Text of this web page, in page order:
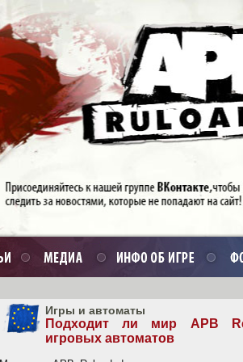
Игры и автоматы
Подходит ли мир APB
игровых автоматов